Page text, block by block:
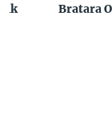
Bratara